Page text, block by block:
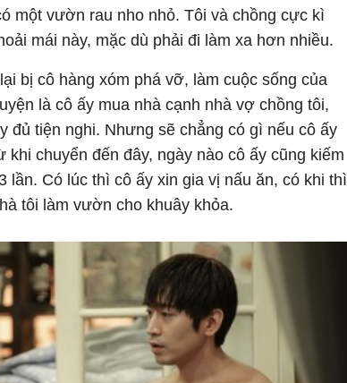
một vườn rau nho nhỏ. Tôi và chồng cực kì
mái này, mặc dù phải đi làm xa hơn nhiều.
bị cô hàng xóm phá vỡ, làm cuộc sống của
là cô ấy mua nhà cạnh nhà vợ chồng tôi,
đủ tiện nghi. Nhưng sẽ chẳng có gì nếu cô ấy
khi chuyển đến đây, ngày nào cô ấy cũng kiếm
lần. Có lúc thì cô ấy xin gia vị nấu ăn, có khi thì
tôi làm vườn cho khuây khỏa.